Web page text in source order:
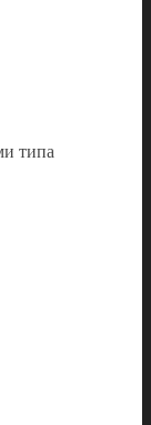
типа